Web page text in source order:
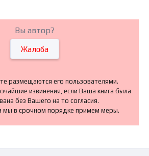
Вы автор?
Жалоба
размещаются его пользователями.
извинения, если Ваша книга была
без Вашего на то согласия.
и мы в срочном порядке примем меры.